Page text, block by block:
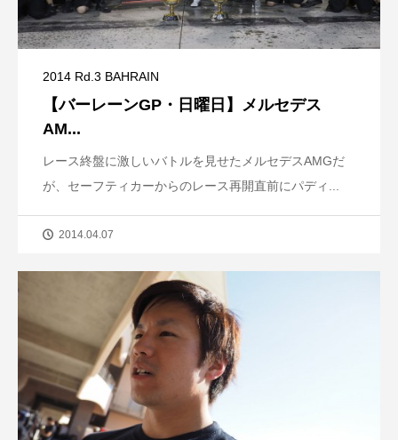
2014 Rd.3 BAHRAIN
【バーレーンGP・日曜日】メルセデス
AM...
レース終盤に激しいバトルを見せたメルセデスAMGだ
が、セーフティカーからのレース再開直前にパディ...
2014.04.07